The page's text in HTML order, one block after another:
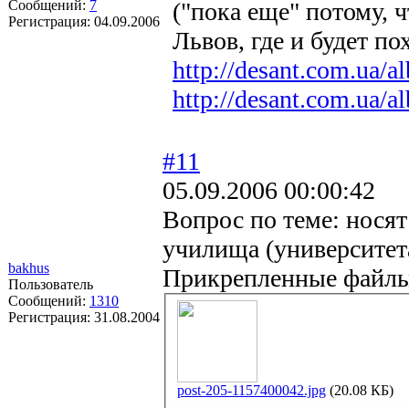
Сообщений: 7
Регистрация: 04.09.2006
("пока еще" потому,
Львов, где и будет
http://desant.com.ua/
http://desant.com.ua/
bakhus
Пользователь
Сообщений: 1310
Регистрация: 31.08.2004
#11
05.09.2006 00:00:42
Вопрос по теме:
училища
Прикрепленные
post-205-1157400042.jpg (20.08 КБ)